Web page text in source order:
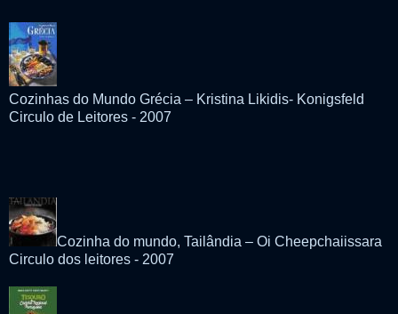
Cozinhas do Mundo Grécia – Kristina Likidis- Konigsfeld
Circulo de Leitores - 2007
Cozinha do mundo, Tailândia – Oi Cheepchaiissara
Circulo dos leitores - 2007